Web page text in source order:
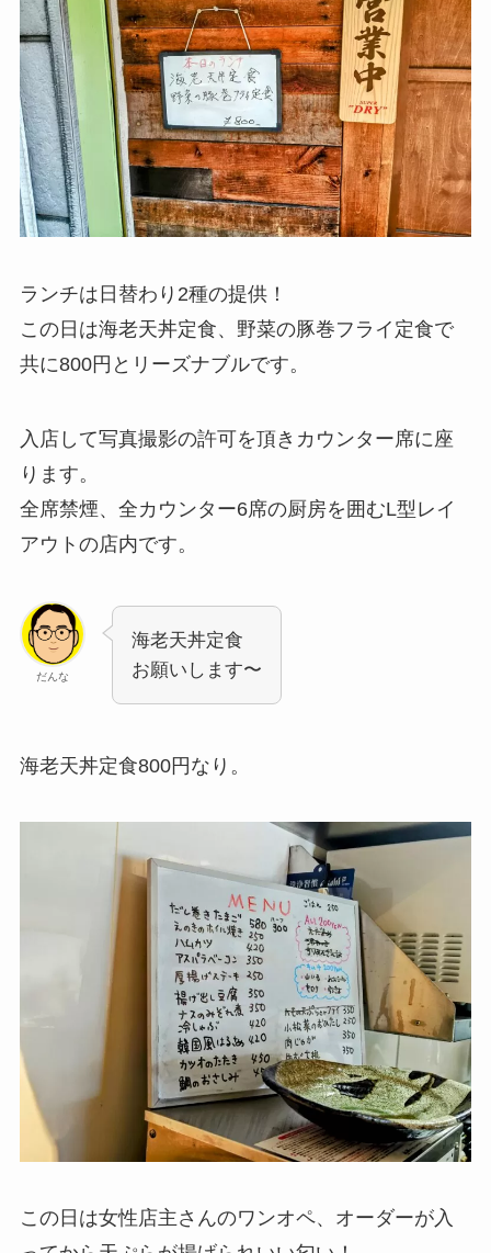
ランチは日替わり2種の提供！
この日は海老天丼定食、野菜の豚巻フライ定食で
共に800円とリーズナブルです。
入店して写真撮影の許可を頂きカウンター席に座
ります。
全席禁煙、全カウンター6席の厨房を囲むL型レイ
アウトの店内です。
だんな
海老天丼定食
お願いします〜
海老天丼定食800円なり。
この日は女性店主さんのワンオペ、オーダーが入